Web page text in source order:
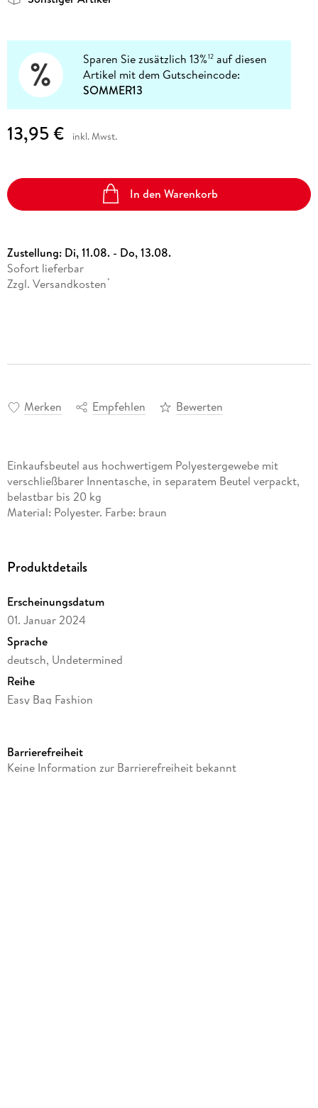
Sparen Sie zusätzlich 13%12 auf diesen
Artikel mit dem Gutscheincode:
SOMMER13
13,95 € inkl. Mwst.
In den Warenkorb
Zustellung: Di, 11.08. - Do, 13.08.
Sofort lieferbar
Zzgl. Versandkosten *
Merken Empfehlen Bewerten
Einkaufsbeutel aus hochwertigem Polyestergewebe mit
verschließbarer Innentasche, in separatem Beutel verpackt,
belastbar bis 20 kg
Material: Polyester. Farbe: braun
Produktdetails
Erscheinungsdatum
01. Januar 2024
Sprache
deutsch, Undetermined
Reihe
Easy Bag Fashion
Produktart
Barrierefreiheit
Keine Information zur Barrierefreiheit bekannt